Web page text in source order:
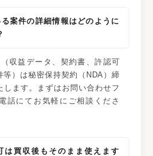
案件の詳細情報はどのように
収益データ、契約書、許認可
等）は秘密保持契約（NDA）締
します。まずはお問い合わせフ
話にてお気軽にご相談くださ
は買収後もそのまま使えます